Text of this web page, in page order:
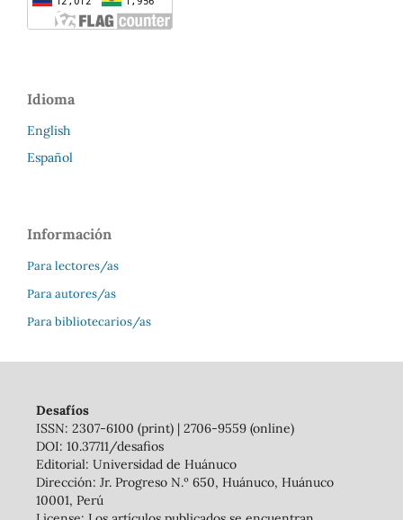
Idioma
English
Español
Información
Para lectores/as
Para autores/as
Para bibliotecarios/as
Desafíos
ISSN: 2307-6100 (print) | 2706-9559 (online)
DOI: 10.37711/desafios
Editorial: Universidad de Huánuco
Dirección: Jr. Progreso N.º 650, Huánuco, Huánuco
10001, Perú